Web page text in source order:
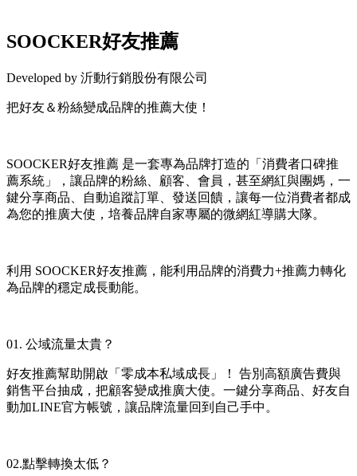
SOOCKER好友推薦
Developed by 沂動行銷股份有限公司
把好友＆粉絲變成品牌的推薦大使！
SOOCKER好友推薦 是一套專為品牌打造的「消費者口碑推
薦系統」，讓品牌的粉絲、顧客、會員，甚至網紅與團媽，一
鍵分享商品、自動追蹤訂單、發送回饋，讓每一位消費者都成
為您的推廣大使，培養品牌自家專屬的微網紅導購大隊。
利用 SOOCKER好友推薦，能利用品牌的消費力+推薦力轉化
為品牌的穩定成長動能。
01. 公域流量太貴？
好友推薦幫助開啟「零成本私域成長」！ 告別高額廣告費與
銷售平台抽成，把顧客變成推廣大使。一鍵分享商品、好友自
動加LINE官方帳號，讓品牌流量回到自己手中。
02.點擊轉換太低？